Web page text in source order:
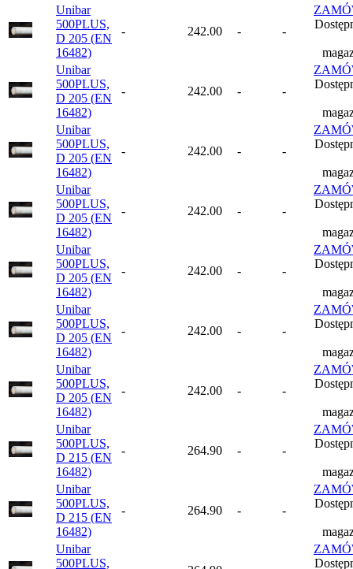
Unibar
500PLUS,
D 205 (EN
16482)
- 242.00 - -
Unibar
500PLUS,
D 205 (EN
16482)
- 242.00 - -
Unibar
500PLUS,
D 205 (EN
16482)
- 242.00 - -
Unibar
500PLUS,
D 205 (EN
16482)
- 242.00 - -
Unibar
500PLUS,
D 205 (EN
16482)
- 242.00 - -
Unibar
500PLUS,
D 205 (EN
16482)
- 242.00 - -
Unibar
500PLUS,
D 205 (EN
16482)
- 242.00 - -
Unibar
500PLUS,
D 215 (EN
16482)
- 264.90 - -
Unibar
500PLUS,
D 215 (EN
16482)
- 264.90 - -
Unibar
500PLUS,